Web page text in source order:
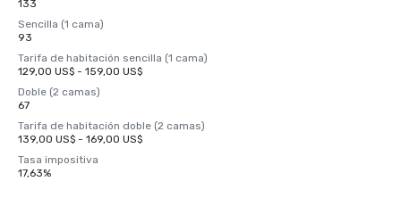
133
Sencilla (1 cama)
93
Tarifa de habitación sencilla (1 cama)
129,00 US$ - 159,00 US$
Doble (2 camas)
67
Tarifa de habitación doble (2 camas)
139,00 US$ - 169,00 US$
Tasa impositiva
17,63%